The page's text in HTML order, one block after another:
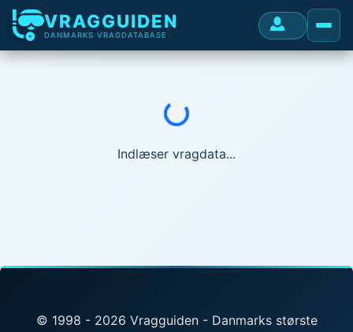
VRAGGUIDEN
DANMARKS VRAGDATABASE
Indlæser...
Indlæser vragdata...
© 1998 - 2026 Vragguiden - Danmarks største